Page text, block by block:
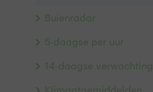
Buienradar
5-daagse per uur
14-daagse verwachting